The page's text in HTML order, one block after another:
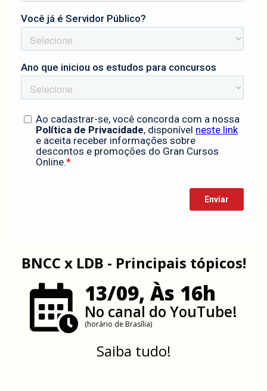
BNCC x LDB - Principais tópicos!
13/09, Às 16h
No canal do YouTube!
(horário de Brasília)
Saiba tudo!